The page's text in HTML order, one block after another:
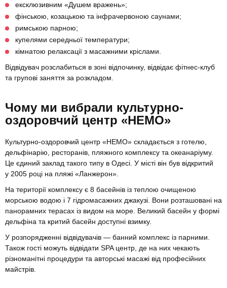
ексклюзивним «Душем вражень»;
фінською, козацькою та інфрачервоною саунами;
римською парною;
купелями середньої температури;
кімнатою релаксації з масажними кріслами.
Відвідувач розслабиться в зоні відпочинку, відвідає фітнес-клуб
та групові заняття за розкладом.
Чому ми вибрали культурно-
оздоровчий центр «НЕМО»
Культурно-оздоровчий центр «НЕМО» складається з готелю,
дельфінарію, ресторанів, пляжного комплексу та океанаріуму.
Це єдиний заклад такого типу в Одесі. У місті він був відкритий
у 2005 році на пляжі «Ланжерон».
На території комплексу є 8 басейнів із теплою очищеною
морською водою і 7 гідромасажних джакузі. Вони розташовані на
панорамних терасах із видом на море. Великий басейн у формі
дельфіна та критий басейн доступні взимку.
У розпорядженні відвідувачів — банний комплекс із парними.
Також гості можуть відвідати SPA центр, де на них чекають
різноманітні процедури та авторські масажі від професійних
майстрів.